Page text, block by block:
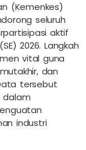
(Kemenkes)
seluruh
aktif
2026. Langkah
vital guna
dan
tersebut
dalam
industri